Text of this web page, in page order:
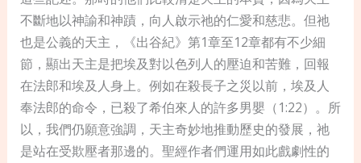
不斷地以神諭和神蹟，向人啟示祂的仁愛和慈悲。但祂
也是公義的天主，《出谷紀》第1章至12章都有不少細
節，顯出天主是把埃及對以色列人的壓迫和苦難，回報
在法郎和埃及人身上。例如在殺長子之災以前，埃及人
奉法郎的命令，已殺了希伯來人的許多男嬰（1:22）。所
以，我們仍願意強調，天主奇妙地推動歷史的發展，祂
是站在受欺壓者那邊的。聖經作者們運用如此戲劇性的